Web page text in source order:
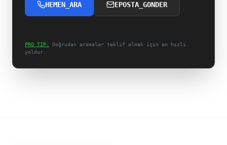
HEMEN_ARA EPOSTA_GONDER
PRO_TIP:
Doğrudan aramalar teklif almak için en hızlı
yoldur.